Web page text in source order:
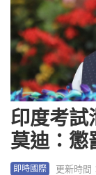
印度考試
莫迪：懲
即時國際 更新時間